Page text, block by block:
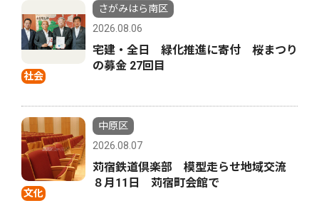
社会
さがみはら南区
2026.08.06
宅建・全日 緑化推進に寄付 桜まつり
の募金 27回目
文化
中原区
2026.08.07
苅宿鉄道倶楽部 模型走らせ地域交流
８月11日 苅宿町会館で